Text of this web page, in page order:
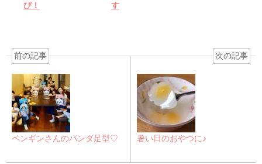
び！
す
前の記事
ペンギンさんのパンダ足型♡
次の記事
暑い日のおやつに♪